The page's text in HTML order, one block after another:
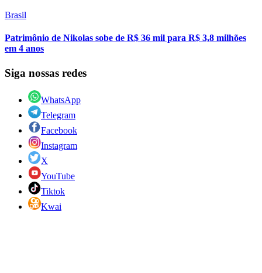
Brasil
Patrimônio de Nikolas sobe de R$ 36 mil para R$ 3,8 milhões
em 4 anos
Siga nossas redes
WhatsApp
Telegram
Facebook
Instagram
X
YouTube
Tiktok
Kwai